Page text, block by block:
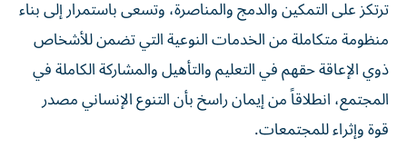
ترتكز على التمكين والدمج والمناصرة، وتسعى باستمرار إلى بناء
منظومة متكاملة من الخدمات النوعية التي تضمن للأشخاص
ذوي الإعاقة حقهم في التعليم والتأهيل والمشاركة الكاملة في
المجتمع، انطلاقاً من إيمان راسخ بأن التنوع الإنساني مصدر
قوة وإثراء للمجتمعات.